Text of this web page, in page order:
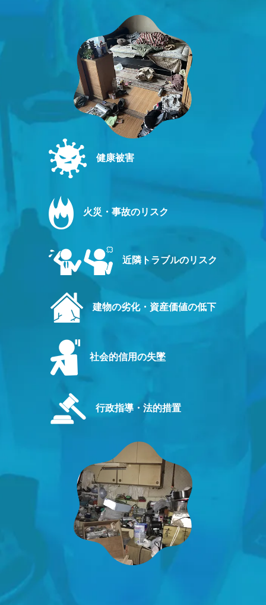
健康被害
火災・事故のリスク
近隣トラブルのリスク
建物の劣化・資産価値の低下
社会的信用の失墜
行政指導・法的措置